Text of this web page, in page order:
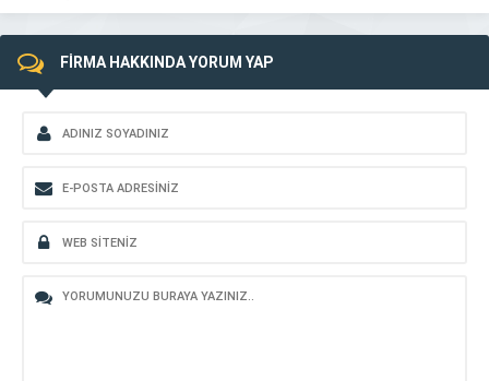
FİRMA HAKKINDA YORUM YAP